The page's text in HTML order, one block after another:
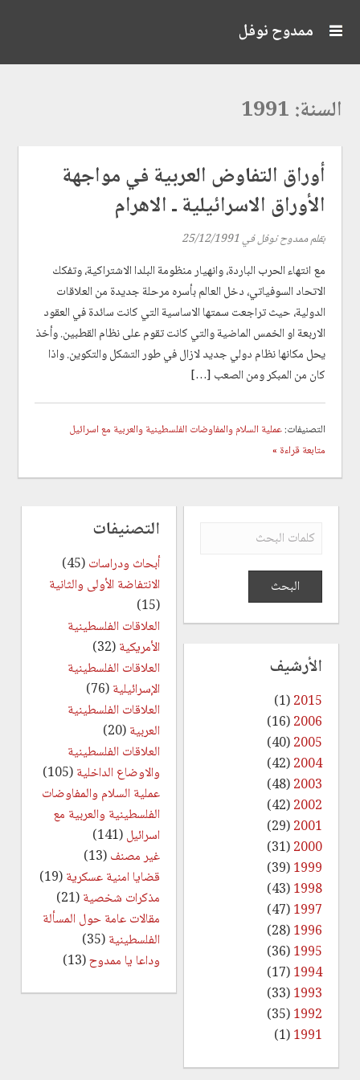
ممدوح نوفل
السنة: 1991
أوراق التفاوض العربية في مواجهة
الأوراق الاسرائيلية ـ الاهرام
بقلمممدوح نوفلفي25/12/1991
مع انتهاء الحرب الباردة، وانهيار منظومة البلدا الاشتراكية، وتفكك
الاتحاد السوفياتي، دخل العالم بأسره مرحلة جديدة من العلاقات
الدولية، حيث تراجعت سمتها الاساسية التي كانت سائدة في العقود
الاربعة او الخمس الماضية والتي كانت تقوم على نظام القطبين. وأخذ
يحل مكانها نظام دولي جديد لازال في طور التشكل والتكوين. واذا
كان من المبكر ومن الصعب […]
التصنيفات:عملية السلام والمفاوضات الفلسطينية والعربية مع اسرائيل
متابعة قراءة »
التصنيفات
أبحاث ودراسات(45)
الانتفاضة الأولى والثانية
(15)
العلاقات الفلسطينية
الأمريكية(32)
العلاقات الفلسطينية
الإسرائيلية(76)
العلاقات الفلسطينية
العربية(20)
العلاقات الفلسطينية
والاوضاع الداخلية(105)
عملية السلام والمفاوضات
الفلسطينية والعربية مع
اسرائيل(141)
غير مصنف(13)
قضايا امنية عسكرية(19)
مذكرات شخصية(21)
مقالات عامة حول المسألة
الفلسطينية(35)
وداعا يا ممدوح(13)
الأرشيف
2015
(1)
2006
(16)
2005
(40)
2004
(42)
2003
(48)
2002
(42)
2001
(29)
2000
(31)
1999
(39)
1998
(43)
1997
(47)
1996
(28)
1995
(36)
1994
(17)
1993
(33)
1992
(35)
1991
(1)